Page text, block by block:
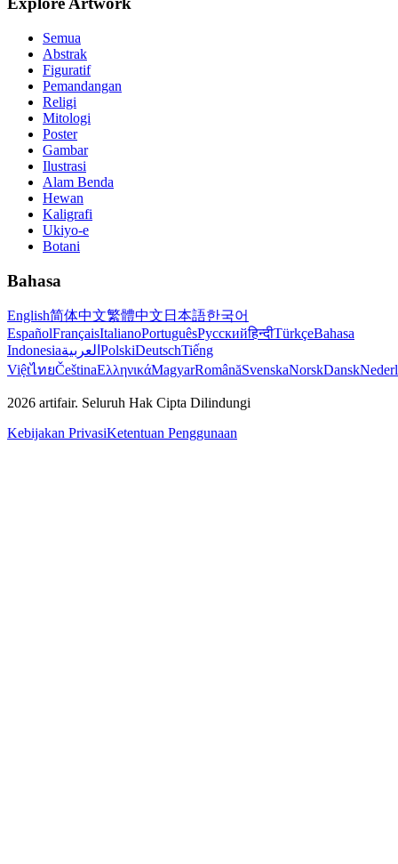
Semua
Abstrak
Figuratif
Pemandangan
Religi
Mitologi
Poster
Gambar
Ilustrasi
Alam Benda
Hewan
Kaligrafi
Ukiyo-e
Botani
Bahasa
English简体中文繁體中文 日本語한국어
EspañolFrançaisItalianoPortuguêsРусскийहिन्दीTürkçeBahasa
Indonesiaالعربية PolskiDeutschTiếng
ViệtไทยČeštinaΕλληνικάMagyarRomânăSvenskaNorskDansk
2026 artifair. Seluruh Hak Cipta Dilindungi
Kebijakan PrivasiKetentuan Penggunaan